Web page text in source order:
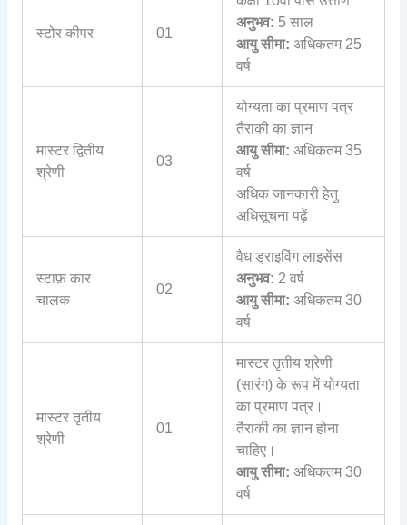
स्टोर कीपर 01
अनुभव: 5 साल
आयु सीमा: अधिकतम 25
वर्ष
मास्टर द्वितीय
श्रेणी
03
योग्यता का प्रमाण पत्र
तैराकी का ज्ञान
आयु सीमा: अधिकतम 35
वर्ष
अधिक जानकारी हेतु
अधिसूचना पढ़ें
स्टाफ़ कार
चालक
02
वैध ड्राइविंग लाइसेंस
अनुभव: 2 वर्ष
आयु सीमा: अधिकतम 30
वर्ष
मास्टर तृतीय
श्रेणी
01
मास्टर तृतीय श्रेणी
(सारंग) के रूप में योग्यता
का प्रमाण पत्र।
तैराकी का ज्ञान होना
चाहिए।
आयु सीमा: अधिकतम 30
वर्ष